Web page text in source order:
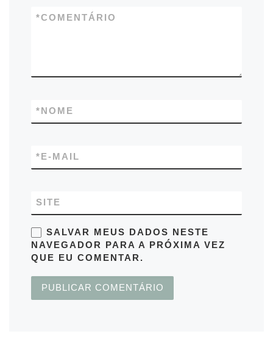
COMENTÁRIO
*
NOME
*
E-MAIL
*
SITE
SALVAR MEUS DADOS NESTE
NAVEGADOR PARA A PRÓXIMA VEZ
QUE EU COMENTAR.